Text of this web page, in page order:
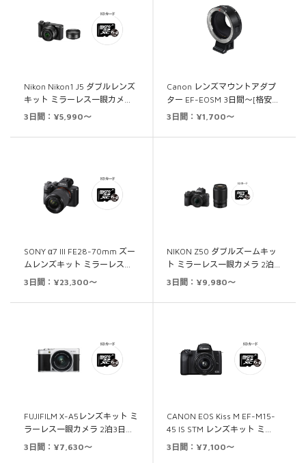
Nikon Nikon1 J5 ダブルレンズ
キット ミラーレス一眼カメ…
3日間：¥5,990～
Canon レンズマウントアダプ
ター EF-EOSM 3日間～[格安…
3日間：¥1,700～
SONY α7 III FE28-70mm ズー
ムレンズキット ミラーレス…
3日間：¥23,300～
NIKON Z50 ダブルズームキッ
ト ミラーレス一眼カメラ 2泊…
3日間：¥9,980～
FUJIFILM X-A5レンズキット ミ
ラーレス一眼カメラ 2泊3日…
3日間：¥7,630～
CANON EOS Kiss M EF-M15-
45 IS STM レンズキット ミ…
3日間：¥7,100～